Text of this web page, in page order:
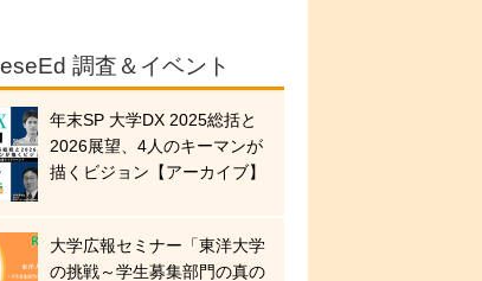
調査＆イベント
年末SP 大学DX 2025総括と
2026展望、4人のキーマンが
描くビジョン【アーカイブ】
大学広報セミナー「東洋大学
の挑戦～学生募集部門の真の